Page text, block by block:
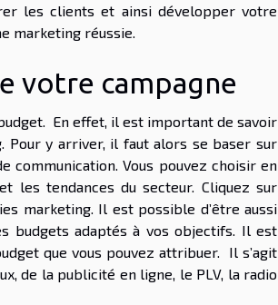
les clients et ainsi développer votre
marketing réussie.
votre campagne
En effet, il est important de savoir
Pour y arriver, il faut alors se baser sur
Vous pouvez choisir en
les tendances du secteur. Cliquez sur
marketing. Il est possible d’être aussi
budgets adaptés à vos objectifs. Il est
que vous pouvez attribuer. Il s’agit
de la publicité en ligne, le PLV, la radio